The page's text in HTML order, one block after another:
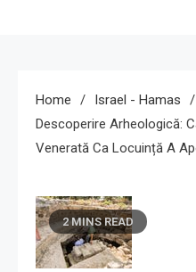
Home
Israel - Hamas
Descoperire Arheologică:
Venerată Ca Locuință A
2 MINS READ